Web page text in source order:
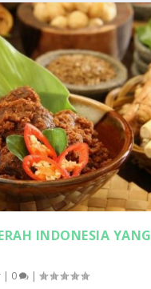
INDONESIA YANG
| 0 |